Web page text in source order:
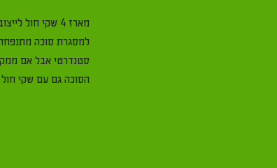
שקי
חול
לסוכה
מתנה
מארז 4 שקי
למסגרת סוכה מתנפחת
סטנדרטי אבל אם
הסוכה גם עם שקי חול למנוע תזוזות מגיע מתנה